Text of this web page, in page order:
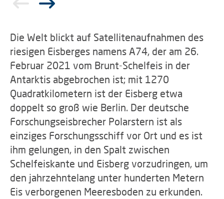
Die Welt blickt auf Satellitenaufnahmen des
riesigen Eisberges namens A74, der am 26.
Februar 2021 vom Brunt-Schelfeis in der
Antarktis abgebrochen ist; mit 1270
Quadratkilometern ist der Eisberg etwa
doppelt so groß wie Berlin. Der deutsche
Forschungseisbrecher Polarstern ist als
einziges Forschungsschiff vor Ort und es ist
ihm gelungen, in den Spalt zwischen
Schelfeiskante und Eisberg vorzudringen, um
den jahrzehntelang unter hunderten Metern
Eis verborgenen Meeresboden zu erkunden.